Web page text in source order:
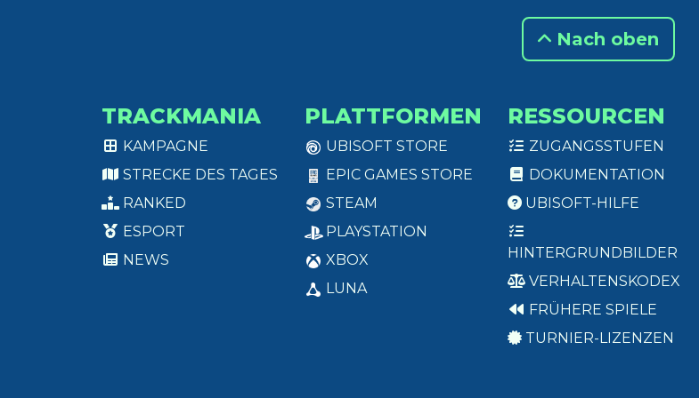
Nach oben
TRACKMANIA
KAMPAGNE
STRECKE DES TAGES
RANKED
ESPORT
NEWS
PLATTFORMEN
UBISOFT STORE
EPIC GAMES STORE
STEAM
PLAYSTATION
XBOX
LUNA
RESSOURCEN
ZUGANGSSTUFEN
DOKUMENTATION
UBISOFT-HILFE
HINTERGRUNDBILDER
VERHALTENSKODEX
FRÜHERE SPIELE
TURNIER-LIZENZEN